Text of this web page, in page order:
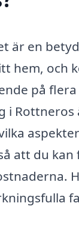
är en
hem, och
på
i Rottneros
att du kan